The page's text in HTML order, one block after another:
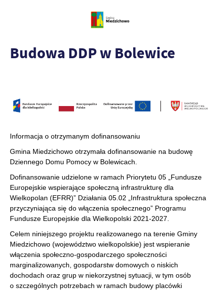
Budowa DDP w Bolewice
Informacja o otrzymanym dofinansowaniu
Gmina Miedzichowo otrzymała dofinansowanie na budowę
Dziennego Domu Pomocy w Bolewicach.
Dofinansowanie udzielone w ramach Priorytetu 05 „Fundusze
Europejskie wspierające społeczną infrastrukturę dla
Wielkopolan (EFRR)” Działania 05.02 „Infrastruktura społeczna
przyczyniająca się do włączenia społecznego” Programu
Fundusze Europejskie dla Wielkopolski 2021-2027.
Celem niniejszego projektu realizowanego na terenie Gminy
Miedzichowo (województwo wielkopolskie) jest wspieranie
włączenia społeczno-gospodarczego społeczności
marginalizowanych, gospodarstw domowych o niskich
dochodach oraz grup w niekorzystnej sytuacji, w tym osób
o szczególnych potrzebach w ramach budowy placówki